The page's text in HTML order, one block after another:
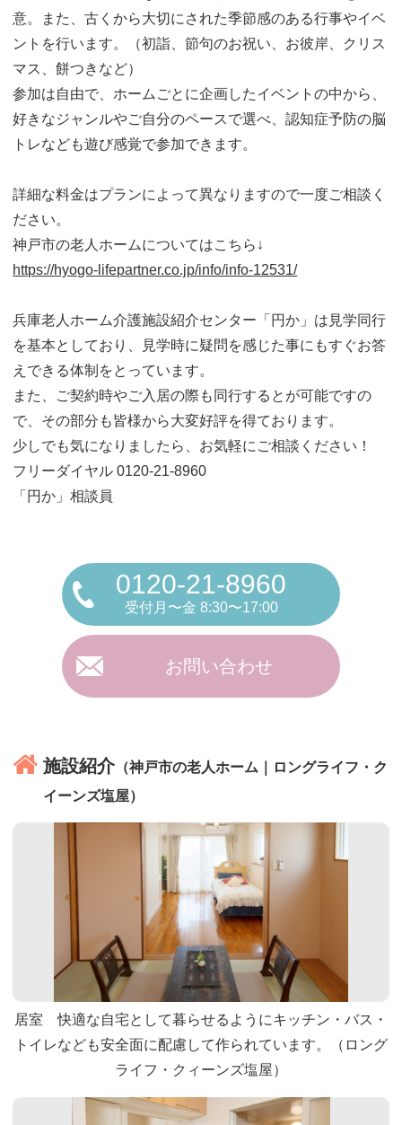
意。また、古くから大切にされた季節感のある行事やイベ
ントを行います。（初詣、節句のお祝い、お彼岸、クリス
マス、餅つきなど）
参加は自由で、ホームごとに企画したイベントの中から、
好きなジャンルやご自分のペースで選べ、認知症予防の脳
トレなども遊び感覚で参加できます。
詳細な料金はプランによって異なりますので一度ご相談く
ださい。
神戸市の老人ホームについてはこちら↓
https://hyogo-lifepartner.co.jp/info/info-12531/
兵庫老人ホーム介護施設紹介センター「円か」は見学同行
を基本としており、見学時に疑問を感じた事にもすぐお答
えできる体制をとっています。
また、ご契約時やご入居の際も同行するとが可能ですの
で、その部分も皆様から大変好評を得ております。
少しでも気になりましたら、お気軽にご相談ください！
フリーダイヤル 0120-21-8960
「円か」相談員
0120-21-8960
受付月〜金 8:30〜17:00
お問い合わせ
施設紹介（神戸市の老人ホーム｜ロングライフ・ク
イーンズ塩屋）
居室 快適な自宅として暮らせるようにキッチン・バス・
トイレなども安全面に配慮して作られています。（ロング
ライフ・クィーンズ塩屋）